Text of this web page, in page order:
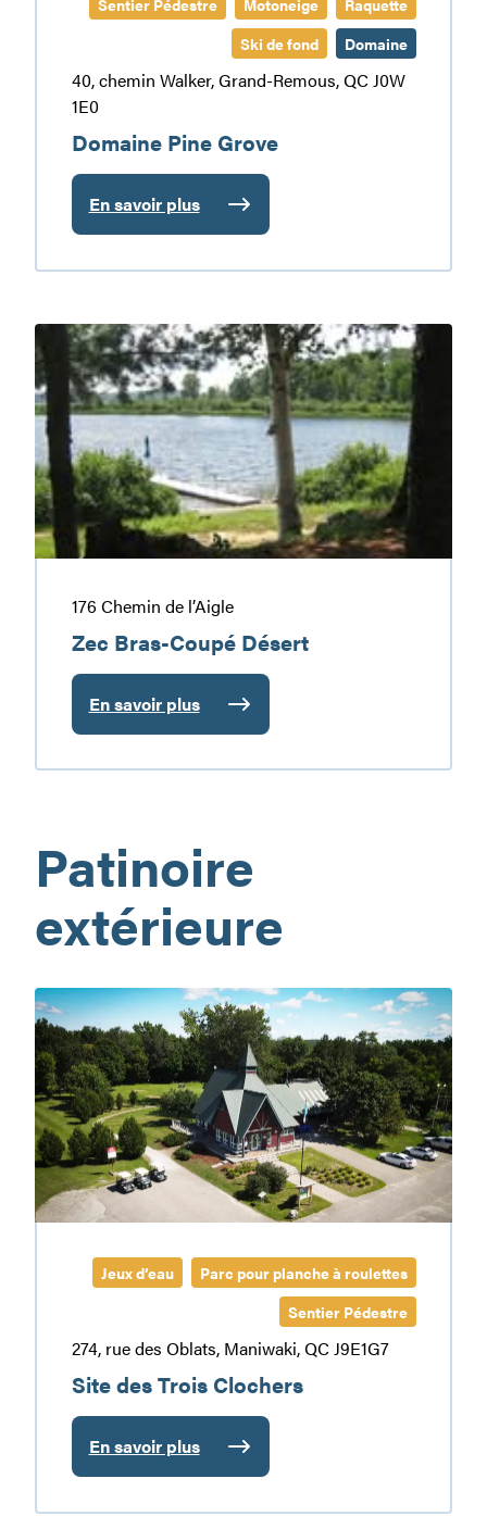
Sentier Pédestre
Motoneige
Raquette
Ski de fond
Domaine
40, chemin Walker, Grand-Remous, QC J0W
1E0
Domaine Pine Grove
En savoir plus
:
Domaine
Pine
Zec
Bras-
Coupé
Désert
176 Chemin de l’Aigle
Zec Bras-Coupé Désert
En savoir plus
:
Zec
Bras-
Patinoire
extérieure
Site
des
Trois
Clochers
Jeux d’eau
Parc pour planche à roulettes
Sentier Pédestre
274, rue des Oblats, Maniwaki, QC J9E1G7
Site des Trois Clochers
En savoir plus
:
Site
des